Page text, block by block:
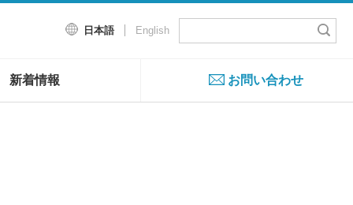
日本語 English
新着情報 お問い合わせ